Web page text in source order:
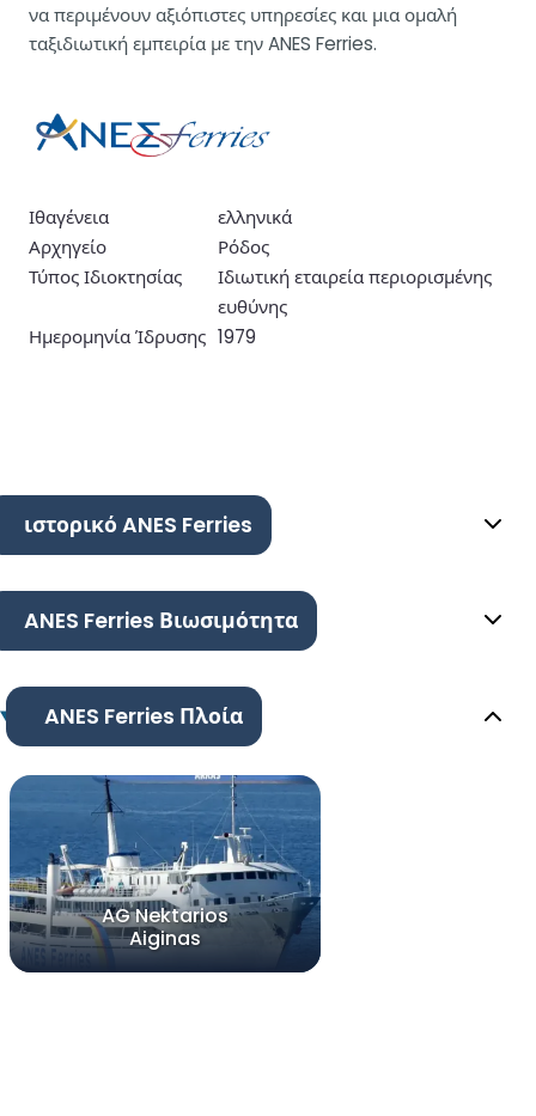
να περιμένουν αξιόπιστες υπηρεσίες και μια ομαλή
ταξιδιωτική εμπειρία με την ANES Ferries.
Ιθαγένεια
ελληνικά
Αρχηγείο
Ρόδος
Τύπος Ιδιοκτησίας
Ιδιωτική εταιρεία περιορισμένης
ευθύνης
Ημερομηνία Ίδρυσης 1979
ιστορικό ANES Ferries
ANES Ferries Βιωσιμότητα
ANES Ferries Πλοία
AG Nektarios
Aiginas